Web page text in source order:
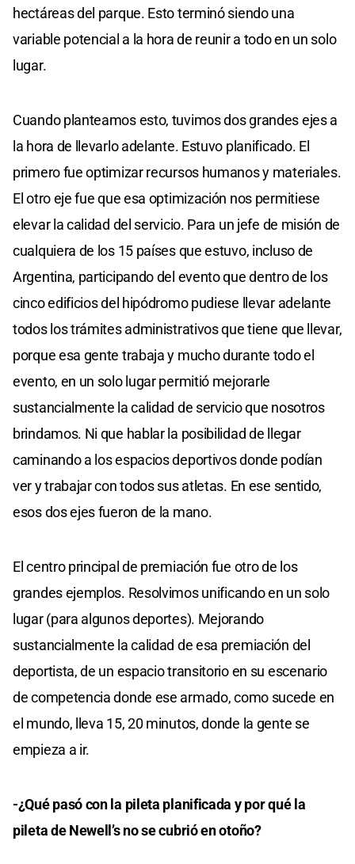
hectáreas del parque. Esto terminó siendo una
variable potencial a la hora de reunir a todo en un solo
lugar.
Cuando planteamos esto, tuvimos dos grandes ejes a
la hora de llevarlo adelante. Estuvo planificado. El
primero fue optimizar recursos humanos y materiales.
El otro eje fue que esa optimización nos permitiese
elevar la calidad del servicio. Para un jefe de misión de
cualquiera de los 15 países que estuvo, incluso de
Argentina, participando del evento que dentro de los
cinco edificios del hipódromo pudiese llevar adelante
todos los trámites administrativos que tiene que llevar,
porque esa gente trabaja y mucho durante todo el
evento, en un solo lugar permitió mejorarle
sustancialmente la calidad de servicio que nosotros
brindamos. Ni que hablar la posibilidad de llegar
caminando a los espacios deportivos donde podían
ver y trabajar con todos sus atletas. En ese sentido,
esos dos ejes fueron de la mano.
El centro principal de premiación fue otro de los
grandes ejemplos. Resolvimos unificando en un solo
lugar (para algunos deportes). Mejorando
sustancialmente la calidad de esa premiación del
deportista, de un espacio transitorio en su escenario
de competencia donde ese armado, como sucede en
el mundo, lleva 15, 20 minutos, donde la gente se
empieza a ir.
-¿Qué pasó con la pileta planificada y por qué la
pileta de Newell’s no se cubrió en otoño?